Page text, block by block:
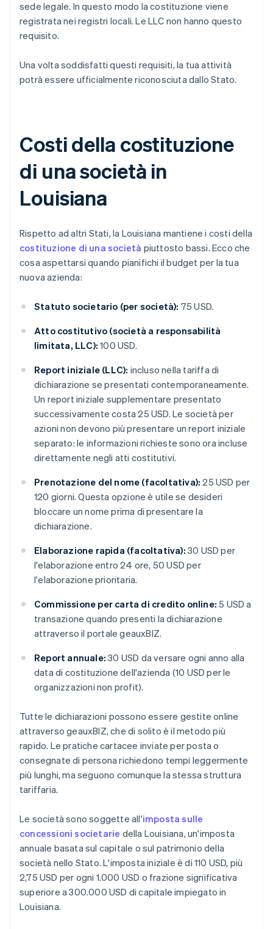
sede legale. In questo modo la costituzione viene
registrata nei registri locali. Le LLC non hanno questo
requisito.
Una volta soddisfatti questi requisiti, la tua attività
potrà essere ufficialmente riconosciuta dallo Stato.
Costi della costituzione
di una società in
Louisiana
Rispetto ad altri Stati, la Louisiana mantiene i costi della
costituzione di una società piuttosto bassi. Ecco che
cosa aspettarsi quando pianifichi il budget per la tua
nuova azienda:
Statuto societario (per società): 75 USD.
Atto costitutivo (società a responsabilità
limitata, LLC): 100 USD.
Report iniziale (LLC): incluso nella tariffa di
dichiarazione se presentati contemporaneamente.
Un report iniziale supplementare presentato
successivamente costa 25 USD. Le società per
azioni non devono più presentare un report iniziale
separato: le informazioni richieste sono ora incluse
direttamente negli atti costitutivi.
Prenotazione del nome (facoltativa): 25 USD per
120 giorni. Questa opzione è utile se desideri
bloccare un nome prima di presentare la
dichiarazione.
Elaborazione rapida (facoltativa): 30 USD per
l'elaborazione entro 24 ore, 50 USD per
l'elaborazione prioritaria.
Commissione per carta di credito online: 5 USD a
transazione quando presenti la dichiarazione
attraverso il portale geauxBIZ.
Report annuale: 30 USD da versare ogni anno alla
data di costituzione dell'azienda (10 USD per le
organizzazioni non profit).
Tutte le dichiarazioni possono essere gestite online
attraverso geauxBIZ, che di solito è il metodo più
rapido. Le pratiche cartacee inviate per posta o
consegnate di persona richiedono tempi leggermente
più lunghi, ma seguono comunque la stessa struttura
tariffaria.
Le società sono soggette all'imposta sulle
concessioni societarie della Louisiana, un'imposta
annuale basata sul capitale o sul patrimonio della
società nello Stato. L'imposta iniziale è di 110 USD, più
2,75 USD per ogni 1.000 USD o frazione significativa
superiore a 300.000 USD di capitale impiegato in
Louisiana.